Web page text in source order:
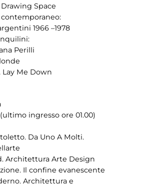
Space
contemporaneo:
1966 –1978
Perilli
Lay Me Down
ingresso ore 01.00)
Da Uno A Molti.
Architettura Arte Design
Il confine evanescente
Architettura e